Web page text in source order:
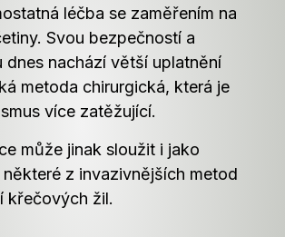
léčba se zaměřením na
Svou bezpečností a
dnes nachází větší uplatnění
metoda chirurgická, která je
více zatěžující.
může jinak sloužit i jako
z invazivnějších metod
křečových žil.